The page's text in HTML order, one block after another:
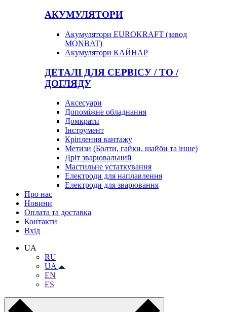
АКУМУЛЯТОРИ
Акумулятори EUROKRAFT (завод
MONBAT)
Акумулятори КАЙНАР
ДЕТАЛІ ДЛЯ СЕРВІСУ / ТО /
ДОГЛЯДУ
Аксесуари
Допоміжне обладнання
Домкрати
Інструмент
Кріплення вантажу
Метизи (Болти, гайки, шайби та інше)
Дріт зварювальний
Мастильне устаткування
Електроди для наплавлення
Електроди для зварювання
Про нас
Новини
Оплата та доставка
Контакти
Вхiд
UA
RU
UA
EN
ES